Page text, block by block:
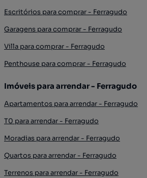
Escritórios para comprar - Ferragudo
Garagens para comprar - Ferragudo
Villa para comprar - Ferragudo
Penthouse para comprar - Ferragudo
Imóveis para arrendar - Ferragudo
Apartamentos para arrendar - Ferragudo
T0 para arrendar - Ferragudo
Moradias para arrendar - Ferragudo
Quartos para arrendar - Ferragudo
Terrenos para arrendar - Ferragudo